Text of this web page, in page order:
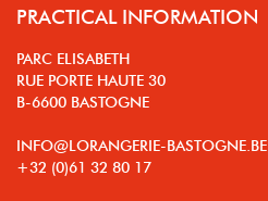
PRACTICAL INFORMATION
PARC ELISABETH
RUE PORTE HAUTE 30
B-6600 BASTOGNE
INFO@LORANGERIE-BASTOGNE.BE
+32 (0)61 32 80 17